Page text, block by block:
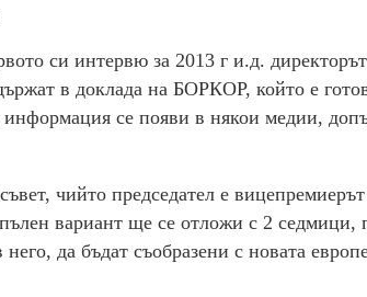
си интервю за 2013 г и.д.
в доклада на БОРКОР, който е
информация се появи в някои медии,
чийто председател е
вариант ще се отложи с 2 седмици,
да бъдат съобразени с новата